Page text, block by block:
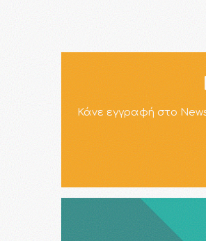
Κάνε εγγραφή στο